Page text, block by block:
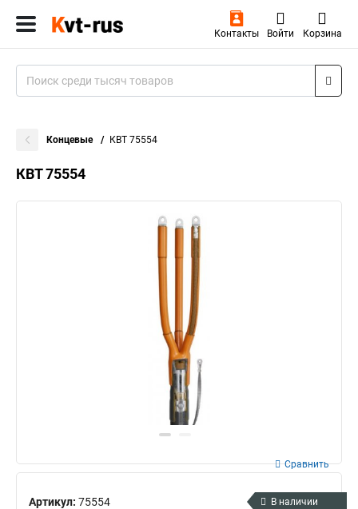
Контакты Войти Корзина
Концевые КВТ 75554
КВТ 75554
Артикул: 75554
Сравнить
В наличии